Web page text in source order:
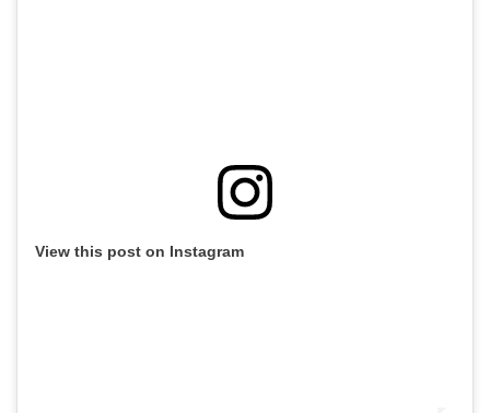
View this post on Instagram